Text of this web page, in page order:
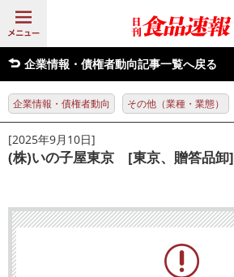
企業情報・債権者動向記事一覧へ戻る
企業情報・債権者動向 その他（業種・業態）
[2025年9月10日]
(株)いの子屋東京 [東京、贈答品卸]